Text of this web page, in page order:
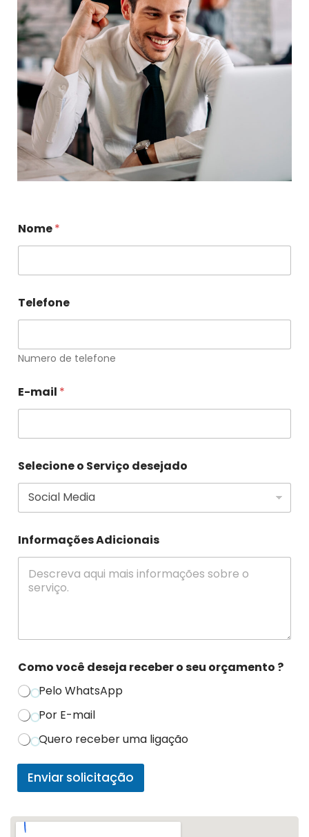
Nome*
Telefone
Numero de telefone
E-mail *
Selecione o Serviço desejado
Informações Adicionais
Como você deseja receber o seu orçamento ?
Pelo WhatsApp
Por E-mail
Quero receber uma ligação
Enviar solicitação